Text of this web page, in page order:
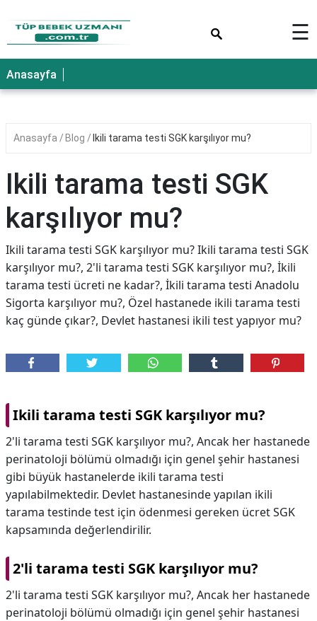
☰
Anasayfa
Anasayfa Blog Ikili tarama testi SGK karşılıyor mu?
Ikili tarama testi SGK
karşılıyor mu?
Ikili tarama testi SGK karşılıyor mu? Ikili tarama testi SGK
karşılıyor mu?, 2'li tarama testi SGK karşılıyor mu?, İkili
tarama testi ücreti ne kadar?, İkili tarama testi Anadolu
Sigorta karşılıyor mu?, Özel hastanede ikili tarama testi
kaç günde çıkar?, Devlet hastanesi ikili test yapıyor mu?
Ikili tarama testi SGK karşılıyor mu?
2'li tarama testi SGK karşılıyor mu?, Ancak her hastanede
perinatoloji bölümü olmadığı için genel şehir hastanesi
gibi büyük hastanelerde ikili tarama testi
yapılabilmektedir. Devlet hastanesinde yapılan ikili
tarama testinde test için ödenmesi gereken ücret SGK
kapsamında değerlendirilir.
2'li tarama testi SGK karşılıyor mu?
2'li tarama testi SGK karşılıyor mu?, Ancak her hastanede
perinatoloji bölümü olmadığı için genel şehir hastanesi